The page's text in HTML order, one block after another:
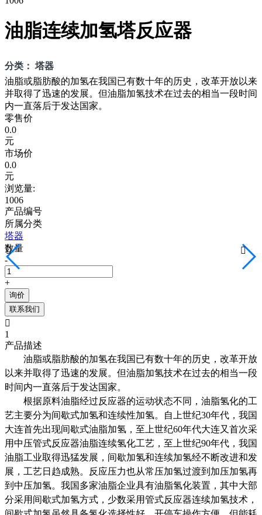
油脂连续加氢塔反应器
分类： 塔器
油脂或脂肪酸的加氢在我国已有数十年的历史，改革开放以来
并取得了迅速的发展。但油脂加氢技术在过去的相当一段时间
内一直落后于发达国家。
零售价
0.0
元
市场价
0.0
元
浏览量:
1006
产品编号
所属分类
塔器
数量
-
+
询价
联系我们

1
产品描述
油脂或脂肪酸的加氢在我国已有数十年的历史，改革开放
以来并取得了迅速的发展。但油脂加氢技术在过去的相当一段
时间内一直落后于发达国家。
根据原料油脂经过反应器的运动状态不同，油脂氢化的工
艺主要分为间歇式加氢和连续性加氢。自上世纪30年代，我国
大连首先出现间歇式油脂加氢，至上世纪60年代大连又首次采
用中压管式反应器油脂连续氢化工艺，至上世纪90年代，我国
油脂工业取得迅猛发展，间歇加氢和连续加氢经不断改进和发
展，工艺日趋成熟。反应压力也从常压加氢过渡到加压加氢再
到中压加氢。我国多家油脂企业具有油脂氢化装置，其中大部
分采用间歇式加氢方式，少数采用管式反应器连续加氢技术，
 